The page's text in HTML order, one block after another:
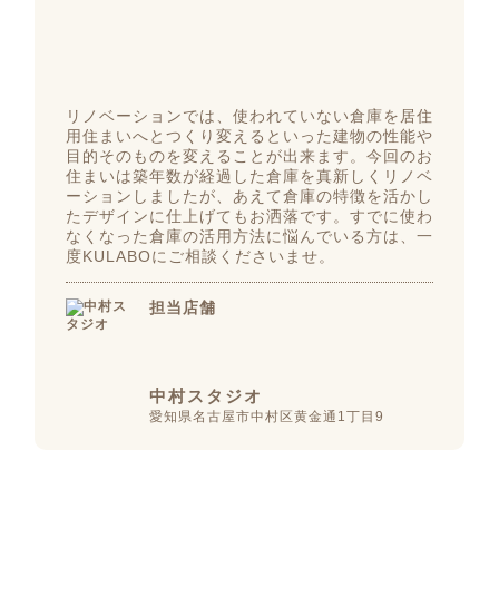
リノベーションでは、使われていない倉庫を居住
用住まいへとつくり変えるといった建物の性能や
目的そのものを変えることが出来ます。今回のお
住まいは築年数が経過した倉庫を真新しくリノベ
ーションしましたが、あえて倉庫の特徴を活かし
たデザインに仕上げてもお洒落です。すでに使わ
なくなった倉庫の活用方法に悩んでいる方は、一
度KULABOにご相談くださいませ。
担当店舗
中村スタジオ
愛知県名古屋市中村区黄金通1丁目9